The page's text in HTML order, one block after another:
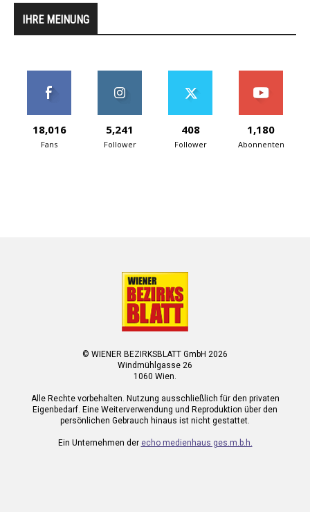
IHRE MEINUNG
18,016
Fans
5,241
Follower
408
Follower
1,180
Abonnenten
© WIENER BEZIRKSBLATT GmbH 2026
Windmühlgasse 26
1060 Wien.
Alle Rechte vorbehalten. Nutzung ausschließlich für den privaten
Eigenbedarf. Eine Weiterverwendung und Reproduktion über den
persönlichen Gebrauch hinaus ist nicht gestattet.
Ein Unternehmen der echo medienhaus ges.m.b.h.